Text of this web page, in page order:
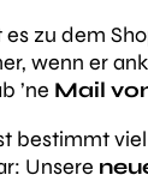
zu dem
wenn er
’ne Mail
bestimmt
Unsere